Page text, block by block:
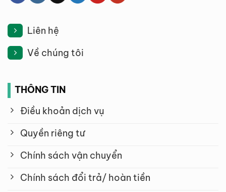
Liên hệ
Về chúng tôi
THÔNG TIN
Điều khoản dịch vụ
Quyền riêng tư
Chính sách vận chuyển
Chính sách đổi trả/ hoàn tiền